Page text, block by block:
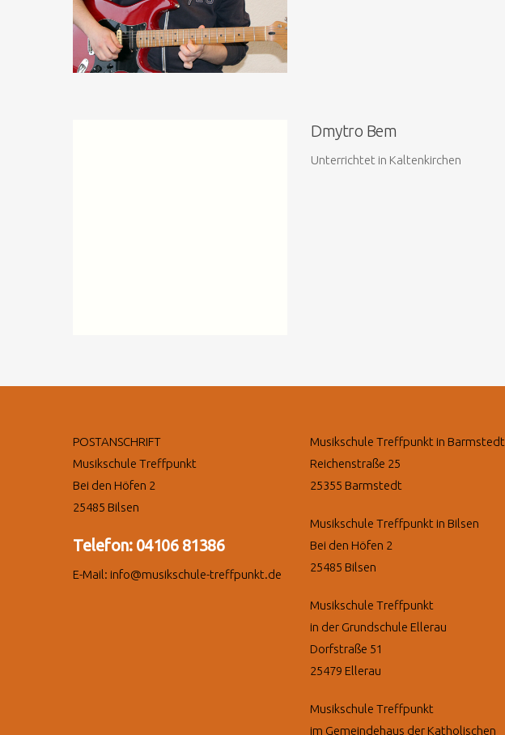
Dmytro Bem
Unterrichtet in Kaltenkirchen
POSTANSCHRIFT
Musikschule Treffpunkt
Bei den Höfen 2
25485 Bilsen
Telefon: 04106 81386
E-Mail: info@musikschule-treffpunkt.de
Musikschule Treffpunkt in Barmstedt
Reichenstraße 25
25355 Barmstedt
Musikschule Treffpunkt in Bilsen
Bei den Höfen 2
25485 Bilsen
Musikschule Treffpunkt
in der Grundschule Ellerau
Dorfstraße 51
25479 Ellerau
Musikschule Treffpunkt
im Gemeindehaus der Katholischen